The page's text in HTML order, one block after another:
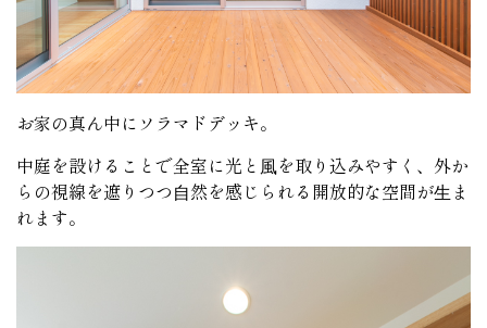
お家の真ん中にソラマドデッキ。
中庭を設けることで全室に光と⾵を取り込みやすく、外か
らの視線を遮りつつ⾃然を感じられる開放的な空間が⽣ま
れます。